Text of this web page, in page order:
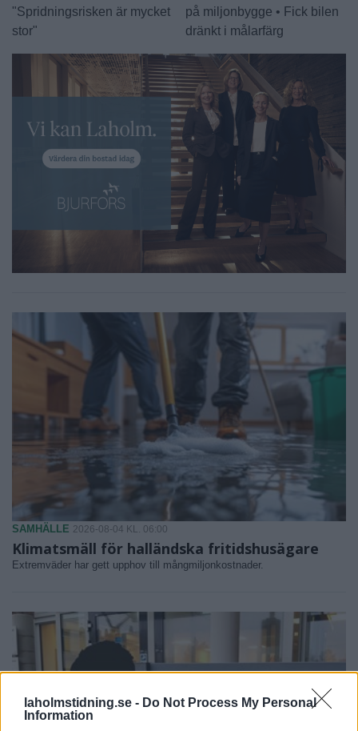
laholmstidning.se - Do Not Process My Personal
Information
"Spridningsrisken är mycket
stor"
på miljonbygge • Fick bilen
dränkt i målarfärg
SAMHÄLLE 2026-08-04 KL. 06:00
Klimatsmäll för halländska fritidshusägare
Extremväder har gett upphov till mångmiljonkostnader.